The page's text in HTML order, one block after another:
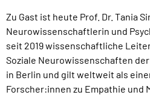
Zu Gast ist heute Prof. Dr. Tania
Neurowissenschaftlerin und
seit 2019 wissenschaftliche
Soziale Neurowissenschaften
in Berlin und gilt weltweit als
Forscher:innen zu Empathie und